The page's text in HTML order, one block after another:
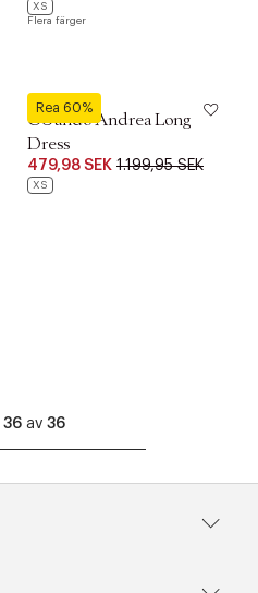
XS
Flera färger
Rea 60%
Culture
CUando Andrea Long
Dress
479,98 SEK 1.199,95 SEK
XS
36av 36